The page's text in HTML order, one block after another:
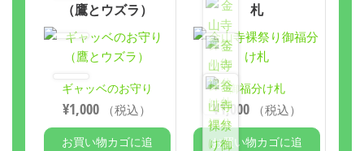
（鷹とウズラ）
ギャッベのお守り
¥1,000 （税込）
お買い物カゴに追
札
御福分け札
¥1,000 （税込）
お買い物カゴに追